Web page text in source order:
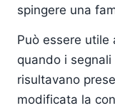
spingere una
Può essere utile
quando i
risultavano
modificata la